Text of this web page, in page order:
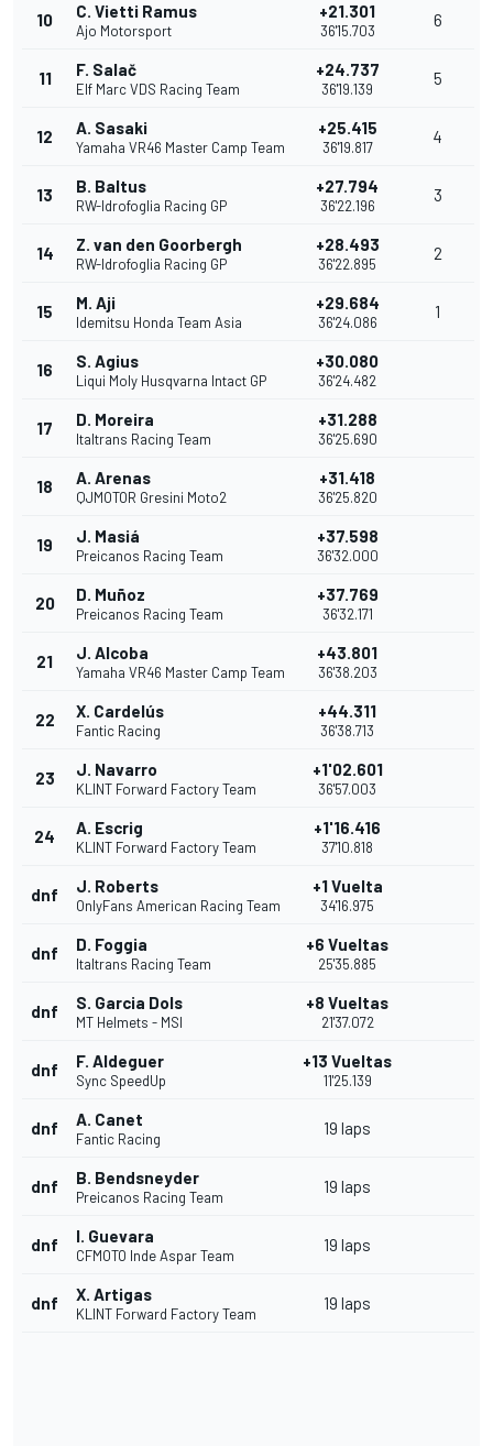
10 C. Vietti Ramus
Ajo Motorsport
+21.301
36'15.703
6
11 F. Salač
Elf Marc VDS Racing Team
+24.737
36'19.139
5
12 A. Sasaki
Yamaha VR46 Master Camp Team
+25.415
36'19.817
4
13 B. Baltus
RW-Idrofoglia Racing GP
+27.794
36'22.196
3
14 Z. van den Goorbergh
RW-Idrofoglia Racing GP
+28.493
36'22.895
2
15 M. Aji
Idemitsu Honda Team Asia
+29.684
36'24.086
1
16 S. Agius
Liqui Moly Husqvarna Intact GP
+30.080
36'24.482
17 D. Moreira
Italtrans Racing Team
+31.288
36'25.690
18 A. Arenas
QJMOTOR Gresini Moto2
+31.418
36'25.820
19 J. Masiá
Preicanos Racing Team
+37.598
36'32.000
20 D. Muñoz
Preicanos Racing Team
+37.769
36'32.171
21 J. Alcoba
Yamaha VR46 Master Camp Team
+43.801
36'38.203
22 X. Cardelús
Fantic Racing
+44.311
36'38.713
23 J. Navarro
KLINT Forward Factory Team
+1'02.601
36'57.003
24 A. Escrig
KLINT Forward Factory Team
+1'16.416
37'10.818
dnf J. Roberts
OnlyFans American Racing Team
+1 Vuelta
34'16.975
dnf D. Foggia
Italtrans Racing Team
+6 Vueltas
25'35.885
dnf S. Garcia Dols
MT Helmets - MSI
+8 Vueltas
21'37.072
dnf F. Aldeguer
Sync SpeedUp
+13 Vueltas
11'25.139
dnf A. Canet
Fantic Racing
19 laps
dnf B. Bendsneyder
Preicanos Racing Team
19 laps
dnf I. Guevara
CFMOTO Inde Aspar Team
19 laps
dnf X. Artigas
KLINT Forward Factory Team
19 laps